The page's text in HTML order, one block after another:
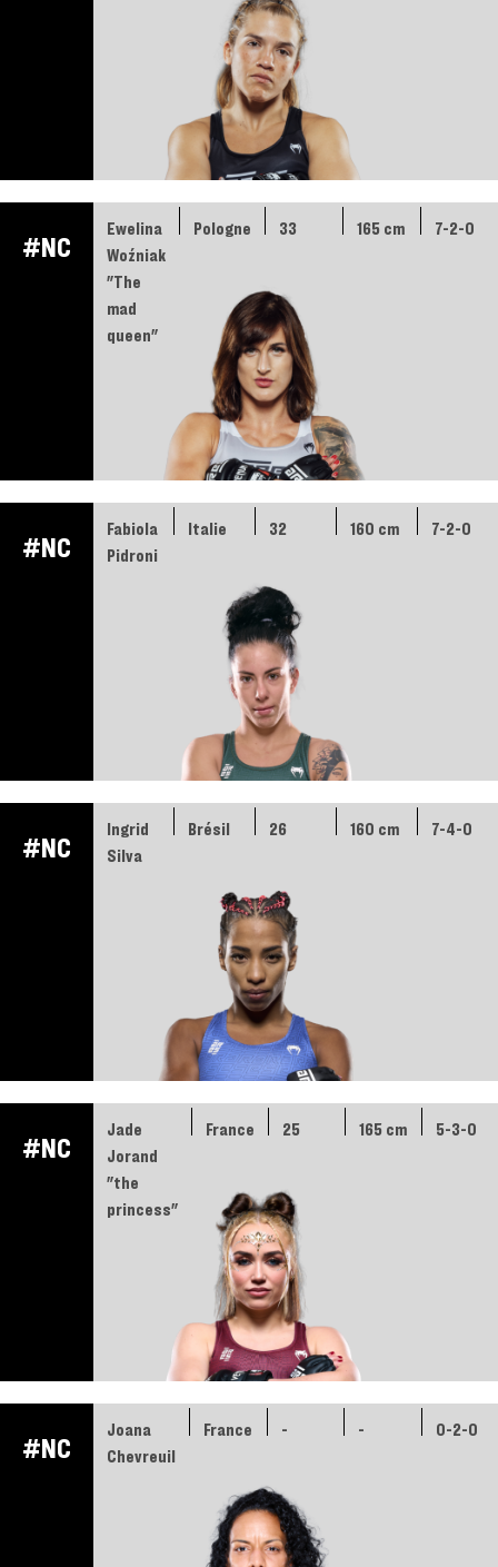
#NC
Ewelina
Woźniak
"The
mad
queen"
Pologne 33 165 cm 7-2-0
#NC
Fabiola
Pidroni
Italie 32 160 cm 7-2-0
#NC
Ingrid
Silva
Brésil 26 160 cm 7-4-0
#NC
Jade
Jorand
"the
princess"
France 25 165 cm 5-3-0
#NC
Joana
Chevreuil
France - - 0-2-0